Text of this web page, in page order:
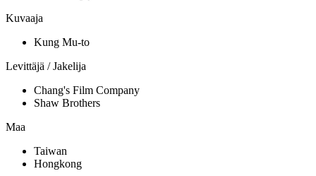
Kuvaaja
Kung Mu-to
Levittäjä / Jakelija
Chang's Film Company
Shaw Brothers
Maa
Taiwan
Hongkong